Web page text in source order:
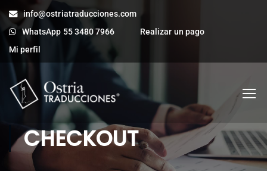
info@ostriatraducciones.com
WhatsApp 55 3480 7966
Realizar un pago
Mi perfil
CHECKOUT